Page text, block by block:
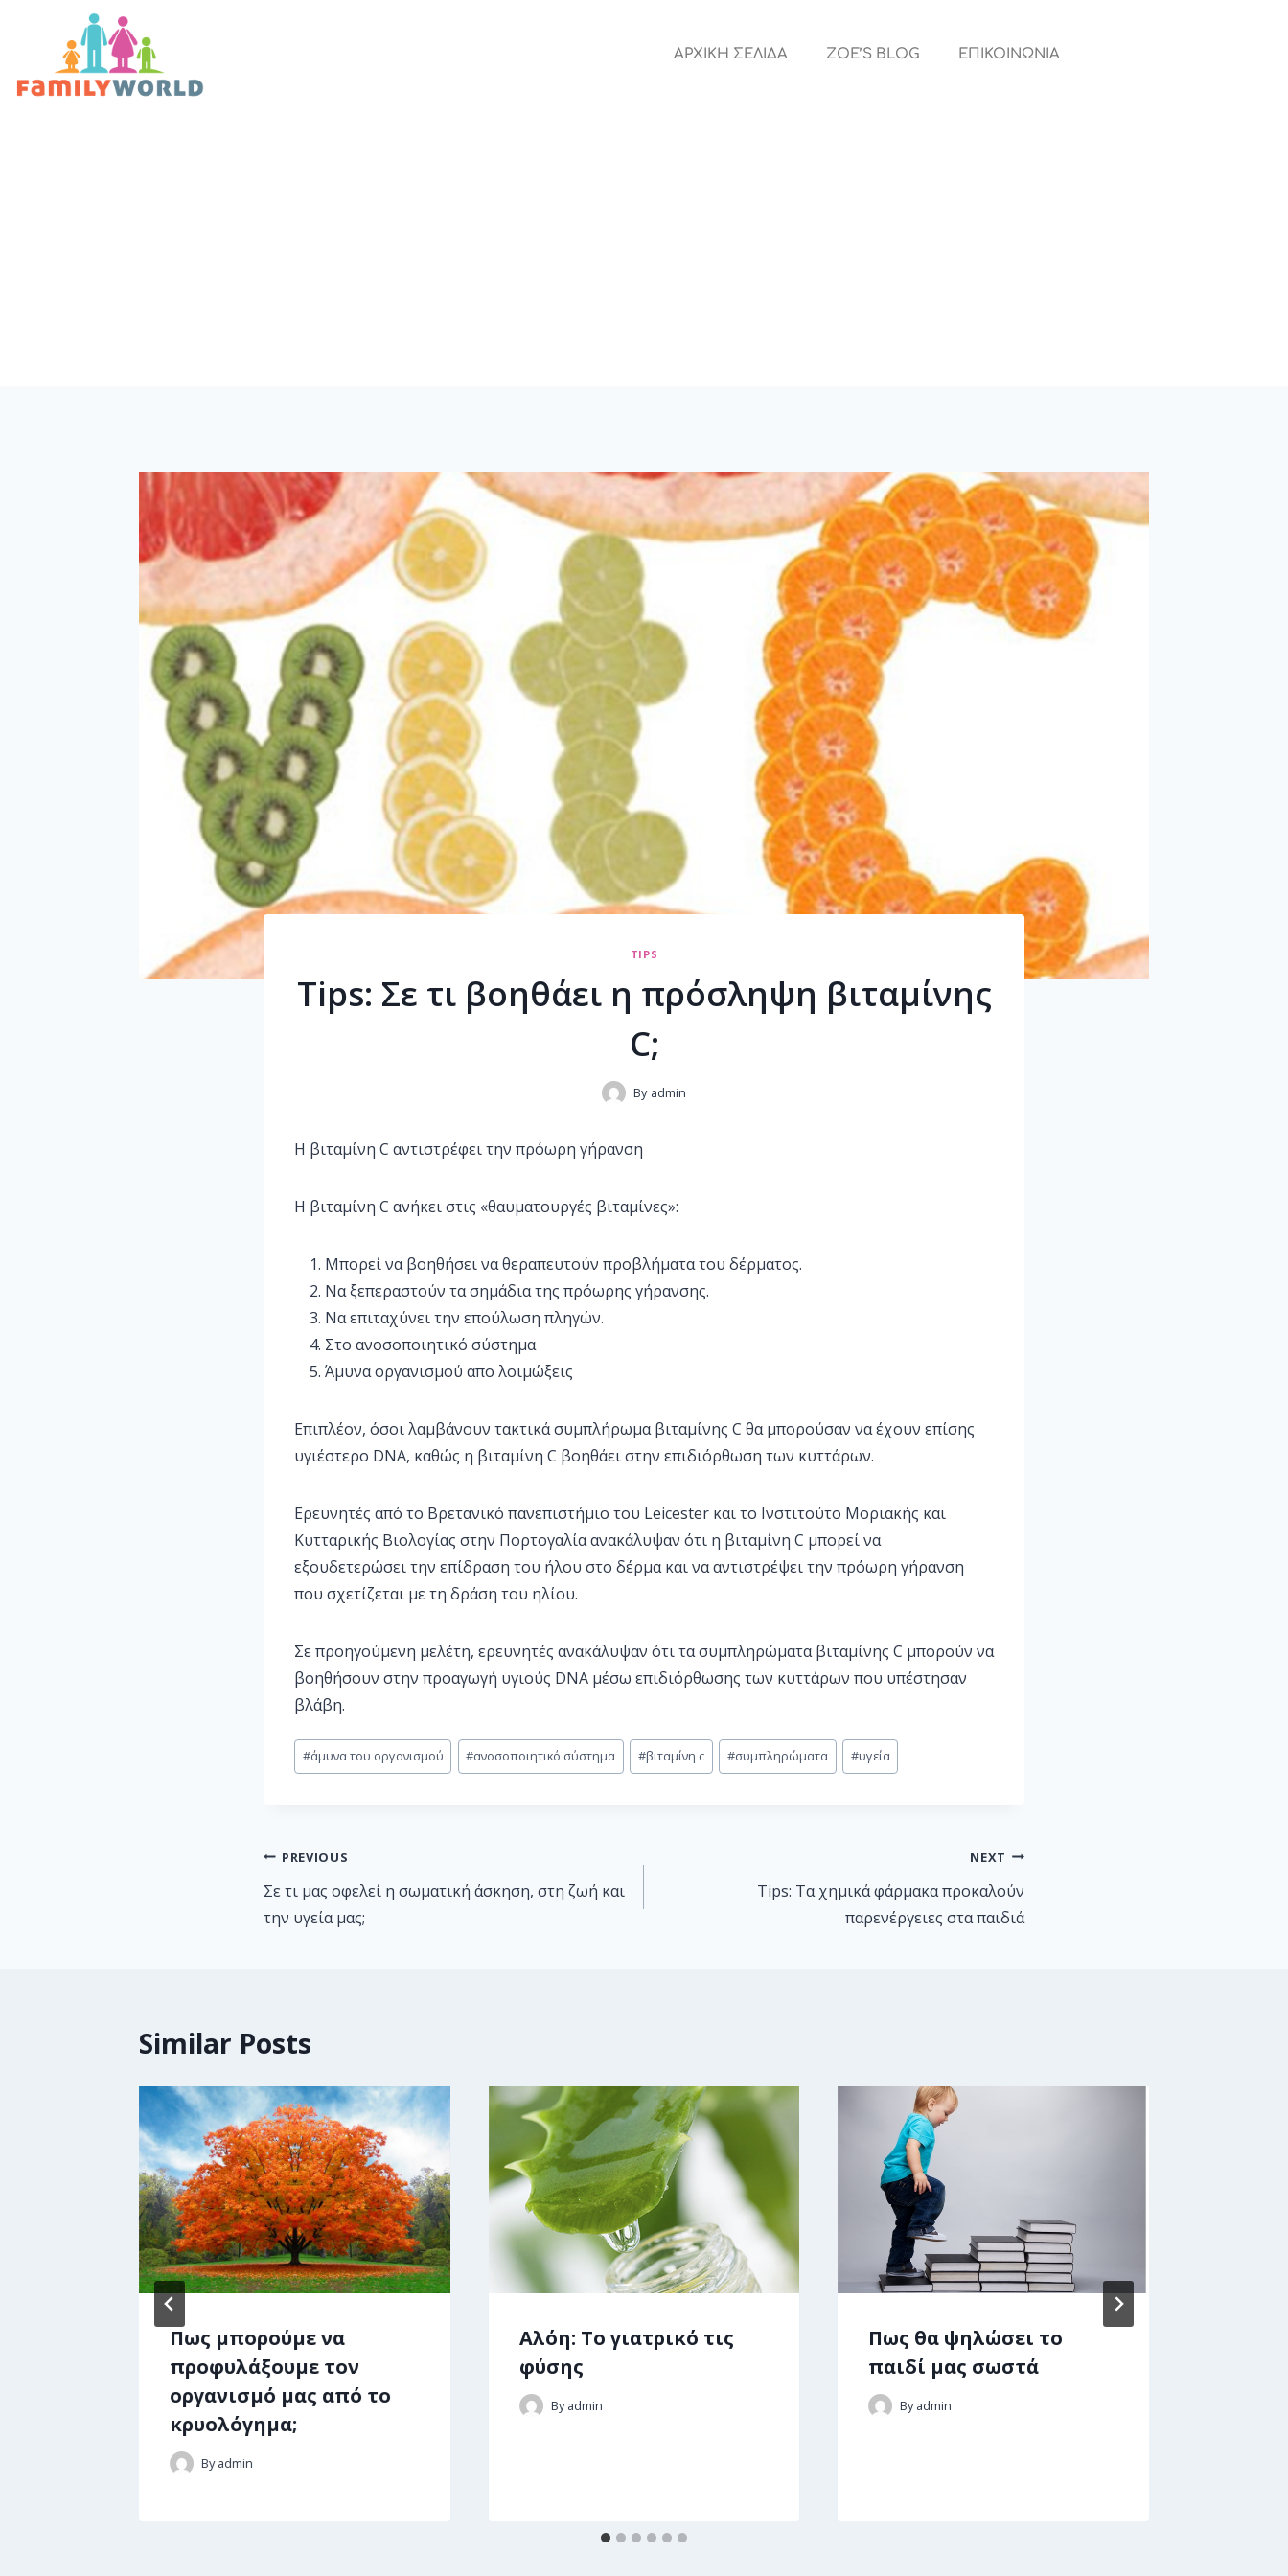
ΑΡΧΙΚΗ ΣΕΛΙΔΑ ZOE’S BLOG ΕΠΙΚΟΙΝΩΝΙΑ
TIPS
Tips: Σε τι βοηθάει η πρόσληψη βιταμίνης
C;
By admin
Η βιταμίνη C αντιστρέφει την πρόωρη γήρανση
Η βιταμίνη C ανήκει στις «θαυματουργές βιταμίνες»:
Μπορεί να βοηθήσει να θεραπευτούν προβλήματα του δέρματος.
Να ξεπεραστούν τα σημάδια της πρόωρης γήρανσης.
Να επιταχύνει την επούλωση πληγών.
Στο ανοσοποιητικό σύστημα
Άμυνα οργανισμού απο λοιμώξεις
Επιπλέον, όσοι λαμβάνουν τακτικά συμπλήρωμα βιταμίνης C θα μπορούσαν να έχουν επίσης
υγιέστερο DNA, καθώς η βιταμίνη C βοηθάει στην επιδιόρθωση των κυττάρων.
Ερευνητές από το Βρετανικό πανεπιστήμιο του Leicester και το Ινστιτούτο Μοριακής και
Κυτταρικής Βιολογίας στην Πορτογαλία ανακάλυψαν ότι η βιταμίνη C μπορεί να
εξουδετερώσει την επίδραση του ήλου στο δέρμα και να αντιστρέψει την πρόωρη γήρανση
που σχετίζεται με τη δράση του ηλίου.
Σε προηγούμενη μελέτη, ερευνητές ανακάλυψαν ότι τα συμπληρώματα βιταμίνης C μπορούν να
βοηθήσουν στην προαγωγή υγιούς DNA μέσω επιδιόρθωσης των κυττάρων που υπέστησαν
βλάβη.
#άμυνα του οργανισμού #ανοσοποιητικό σύστημα #βιταμίνη c #συμπληρώματα #υγεία
PREVIOUS
Σε τι μας οφελεί η σωματική άσκηση, στη ζωή και
την υγεία μας;
NEXT
Tips: Τα χημικά φάρμακα προκαλούν
παρενέργειες στα παιδιά
Similar Posts
Πως μπορούμε να
προφυλάξουμε τον
οργανισμό μας από το
κρυολόγημα;
By admin
Αλόη: Το γιατρικό τις
φύσης
By admin
Πως θα ψηλώσει το
παιδί μας σωστά
By admin